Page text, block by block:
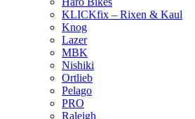
KLICKfix – Rixen & Kaul
Knog
Lazer
MBK
Nishiki
Ortlieb
Pelago
PRO
Raleigh